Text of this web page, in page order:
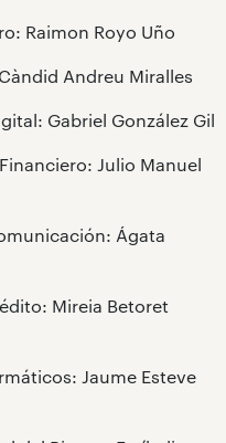
Raimon Royo Uño
Andreu Miralles
Gabriel González Gil
Julio Manuel
Ágata
Mireia Betoret
Jaume Esteve